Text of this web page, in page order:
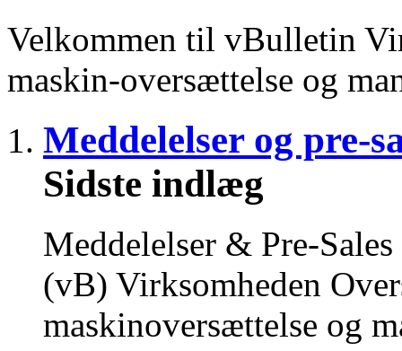
Velkommen til vBulletin
maskin-oversættelse og
Meddelelser og pre-
Sidste indlæg
Meddelelser & Pre-
(vB) Virksomheden
maskinoversættelse og